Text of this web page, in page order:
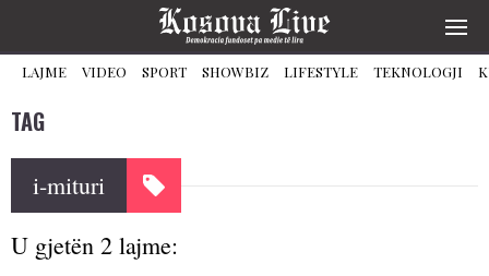
LAJME VIDEO SPORT SHOWBIZ LIFESTYLE TEKNOLOGJI
TAG
i-mituri
U gjetën 2 lajme: